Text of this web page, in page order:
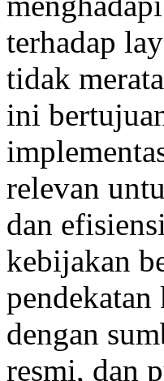
terhadap
tidak
ini
relevan
dan
kebijakan
dengan
resmi, dan